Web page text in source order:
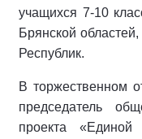
учащихся 7-10
Брянской
Республик.
В торжественном
председатель
проекта